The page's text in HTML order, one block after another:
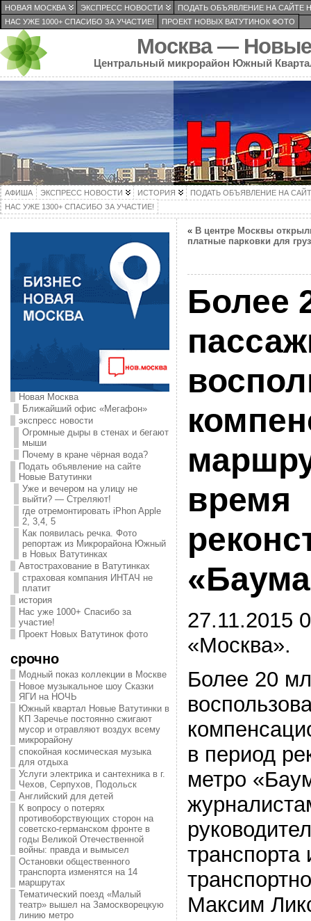
НОВАЯ МОСКВА ЭКСПРЕСС НОВОСТИ
ПОДАТЬ ОБЪЯВЛЕНИЕ НА САЙТЕ
НАС УЖЕ 1000+ СПАСИБО ЗА УЧАСТИЕ!
ПРОЕКТ НОВЫХ ВАТУТИНОК ФОТО
Москва — Новые
Центральный микрорайон Южный
АФИША ЭКСПРЕСС НОВОСТИ ИСТОРИЯ
ПОДАТЬ ОБЪЯВЛЕНИЕ НА
НАС УЖЕ 1300+ СПАСИБО ЗА УЧАСТИЕ!
Новая Москва
Ближайший офис «Мегафон»
экспресс новости
Огромные дыры в стенах и бегают
мыши
Почему в кране чёрная вода?
Подать объявление на сайте
Новые Ватутинки
Уже и вечером на улицу не
выйти? — Стреляют!
где отремонтировать iPhon Apple
2, 3,4, 5
Как появилась речка. Фото
репортаж из Микрорайона Южный
в Новых Ватутинках
Автострахование в Ватутинках
страховая компания ИНТАЧ не
платит
история
Нас уже 1000+ Спасибо за
участие!
Проект Новых Ватутинок фото
срочно
Модный показ коллекции в Москве
Новое музыкальное шоу Сказки
ЯГИ на НОЧЬ
Южный квартал Новые Ватутинки в
КП Заречье постоянно сжигают
мусор и отравляют воздух всему
микрорайону
спокойная космическая музыка
для отдыха
Услуги электрика и сантехника в г.
Чехов, Серпухов, Подольск
Английский для детей
К вопросу о потерях
противоборствующих сторон на
советско-германском фронте в
годы Великой Отечественной
войны: правда и вымысел
Остановки общественного
транспорта изменятся на 14
маршрутах
Тематический поезд «Малый
театр» вышел на Замоскворецкую
линию метро
« В центре Москвы
платные парковки для
Более
время
27.11.2015
«Москва».
Более 20
в период
метро
транспорта
Максим